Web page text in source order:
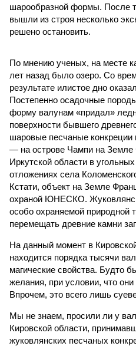
шарообразной формы. После
вышли из строя несколько
решено остановить.
По мнению ученых, на месте
лет назад было озеро. Со
результате илистое дно
Постепенно осадочные
форму валунам «придал»
поверхности бывшего
шаровые песчаные
— на острове Чампи на
Иркутской области в
отложениях села
Кстати, объект на Земле
охраной ЮНЕСКО.
особо охраняемой природной
перемещать древние камни
На данный момент в
находится порядка тысячи
магические свойства. Будто
желания, при условии, что
Впрочем, это всего лишь
Мы не знаем, просили ли у
Кировской области,
жуковлянских песчаных